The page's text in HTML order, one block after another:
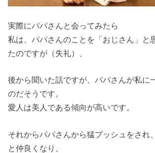
実際にパパさんと会ってみたら
私は、パパさんのことを「おじさん」と
たのですが（失礼）、
後から聞いた話ですが、パパさんが私に
のだそうです。
愛人は美人である傾向が高いです。
それからパパさんから猛プッシュをされ
と仲良くなり、